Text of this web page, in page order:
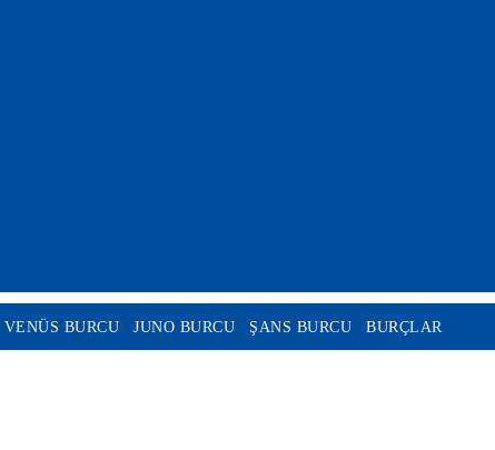
VENÜS BURCU JUNO BURCU ŞANS BURCU BURÇLAR